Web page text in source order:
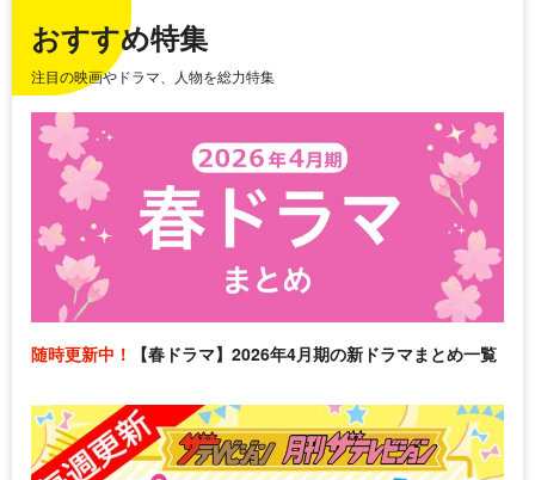
おすすめ特集
注目の映画やドラマ、人物を総力特集
随時更新中！ 【春ドラマ】2026年4月期の新ドラマまとめ一覧